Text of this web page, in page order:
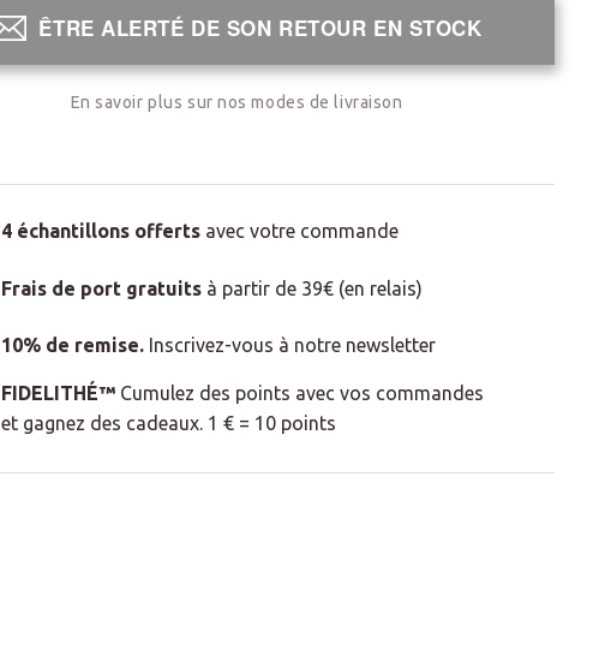
ÊTRE ALERTÉ DE SON RETOUR EN STOCK
En savoir plus sur nos modes de livraison
4 échantillons offerts avec votre commande
Frais de port gratuits à partir de 39€ (en relais)
10% de remise. Inscrivez-vous à notre newsletter
FIDELITHÉ™ Cumulez des points avec vos commandes
et gagnez des cadeaux. 1 € = 10 points